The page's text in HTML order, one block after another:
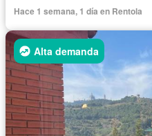
Hace 1 semana, 1 día en Rentola
Alta demanda